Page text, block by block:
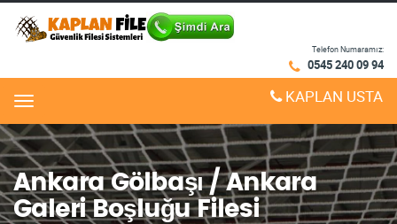
Telefon Numaramız:
0545 240 09 94
Menu KAPLAN USTA
Ankara Gölbaşı / Ankara
Galeri Boşluğu Filesi